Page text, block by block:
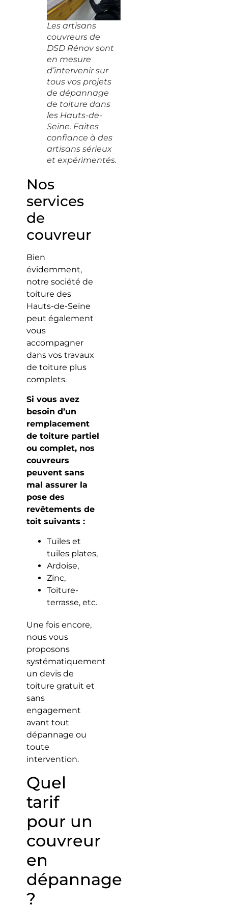
Les artisans
couvreurs de
DSD Rénov sont
en mesure
d’intervenir sur
tous vos projets
de dépannage
de toiture dans
les Hauts-de-
Seine. Faites
confiance à des
artisans sérieux
et expérimentés.
Nos
services
de
couvreur
Bien
évidemment,
notre société de
toiture des
Hauts-de-Seine
peut également
vous
accompagner
dans vos travaux
de toiture plus
complets.
Si vous avez
besoin d’un
remplacement
de toiture partiel
ou complet, nos
couvreurs
peuvent sans
mal assurer la
pose des
revêtements de
toit suivants :
Tuiles et
tuiles plates,
Ardoise,
Zinc,
Toiture-
terrasse, etc.
Une fois encore,
nous vous
proposons
systématiquement
un devis de
toiture gratuit et
sans
engagement
avant tout
dépannage ou
toute
intervention.
Quel
tarif
pour un
couvreur
en
dépannage
?